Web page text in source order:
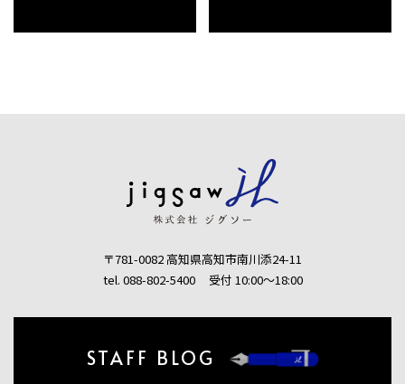
〒781-0082 高知県高知市南川添24-11
tel. 088-802-5400
受付 10:00〜18:00
STAFF BLOG